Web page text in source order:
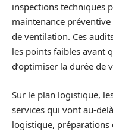
inspections techniques
maintenance
de ventilation. Ces
les points faibles avant
d’optimiser la durée de
Sur le plan logistique,
services qui vont au-
logistique, préparations